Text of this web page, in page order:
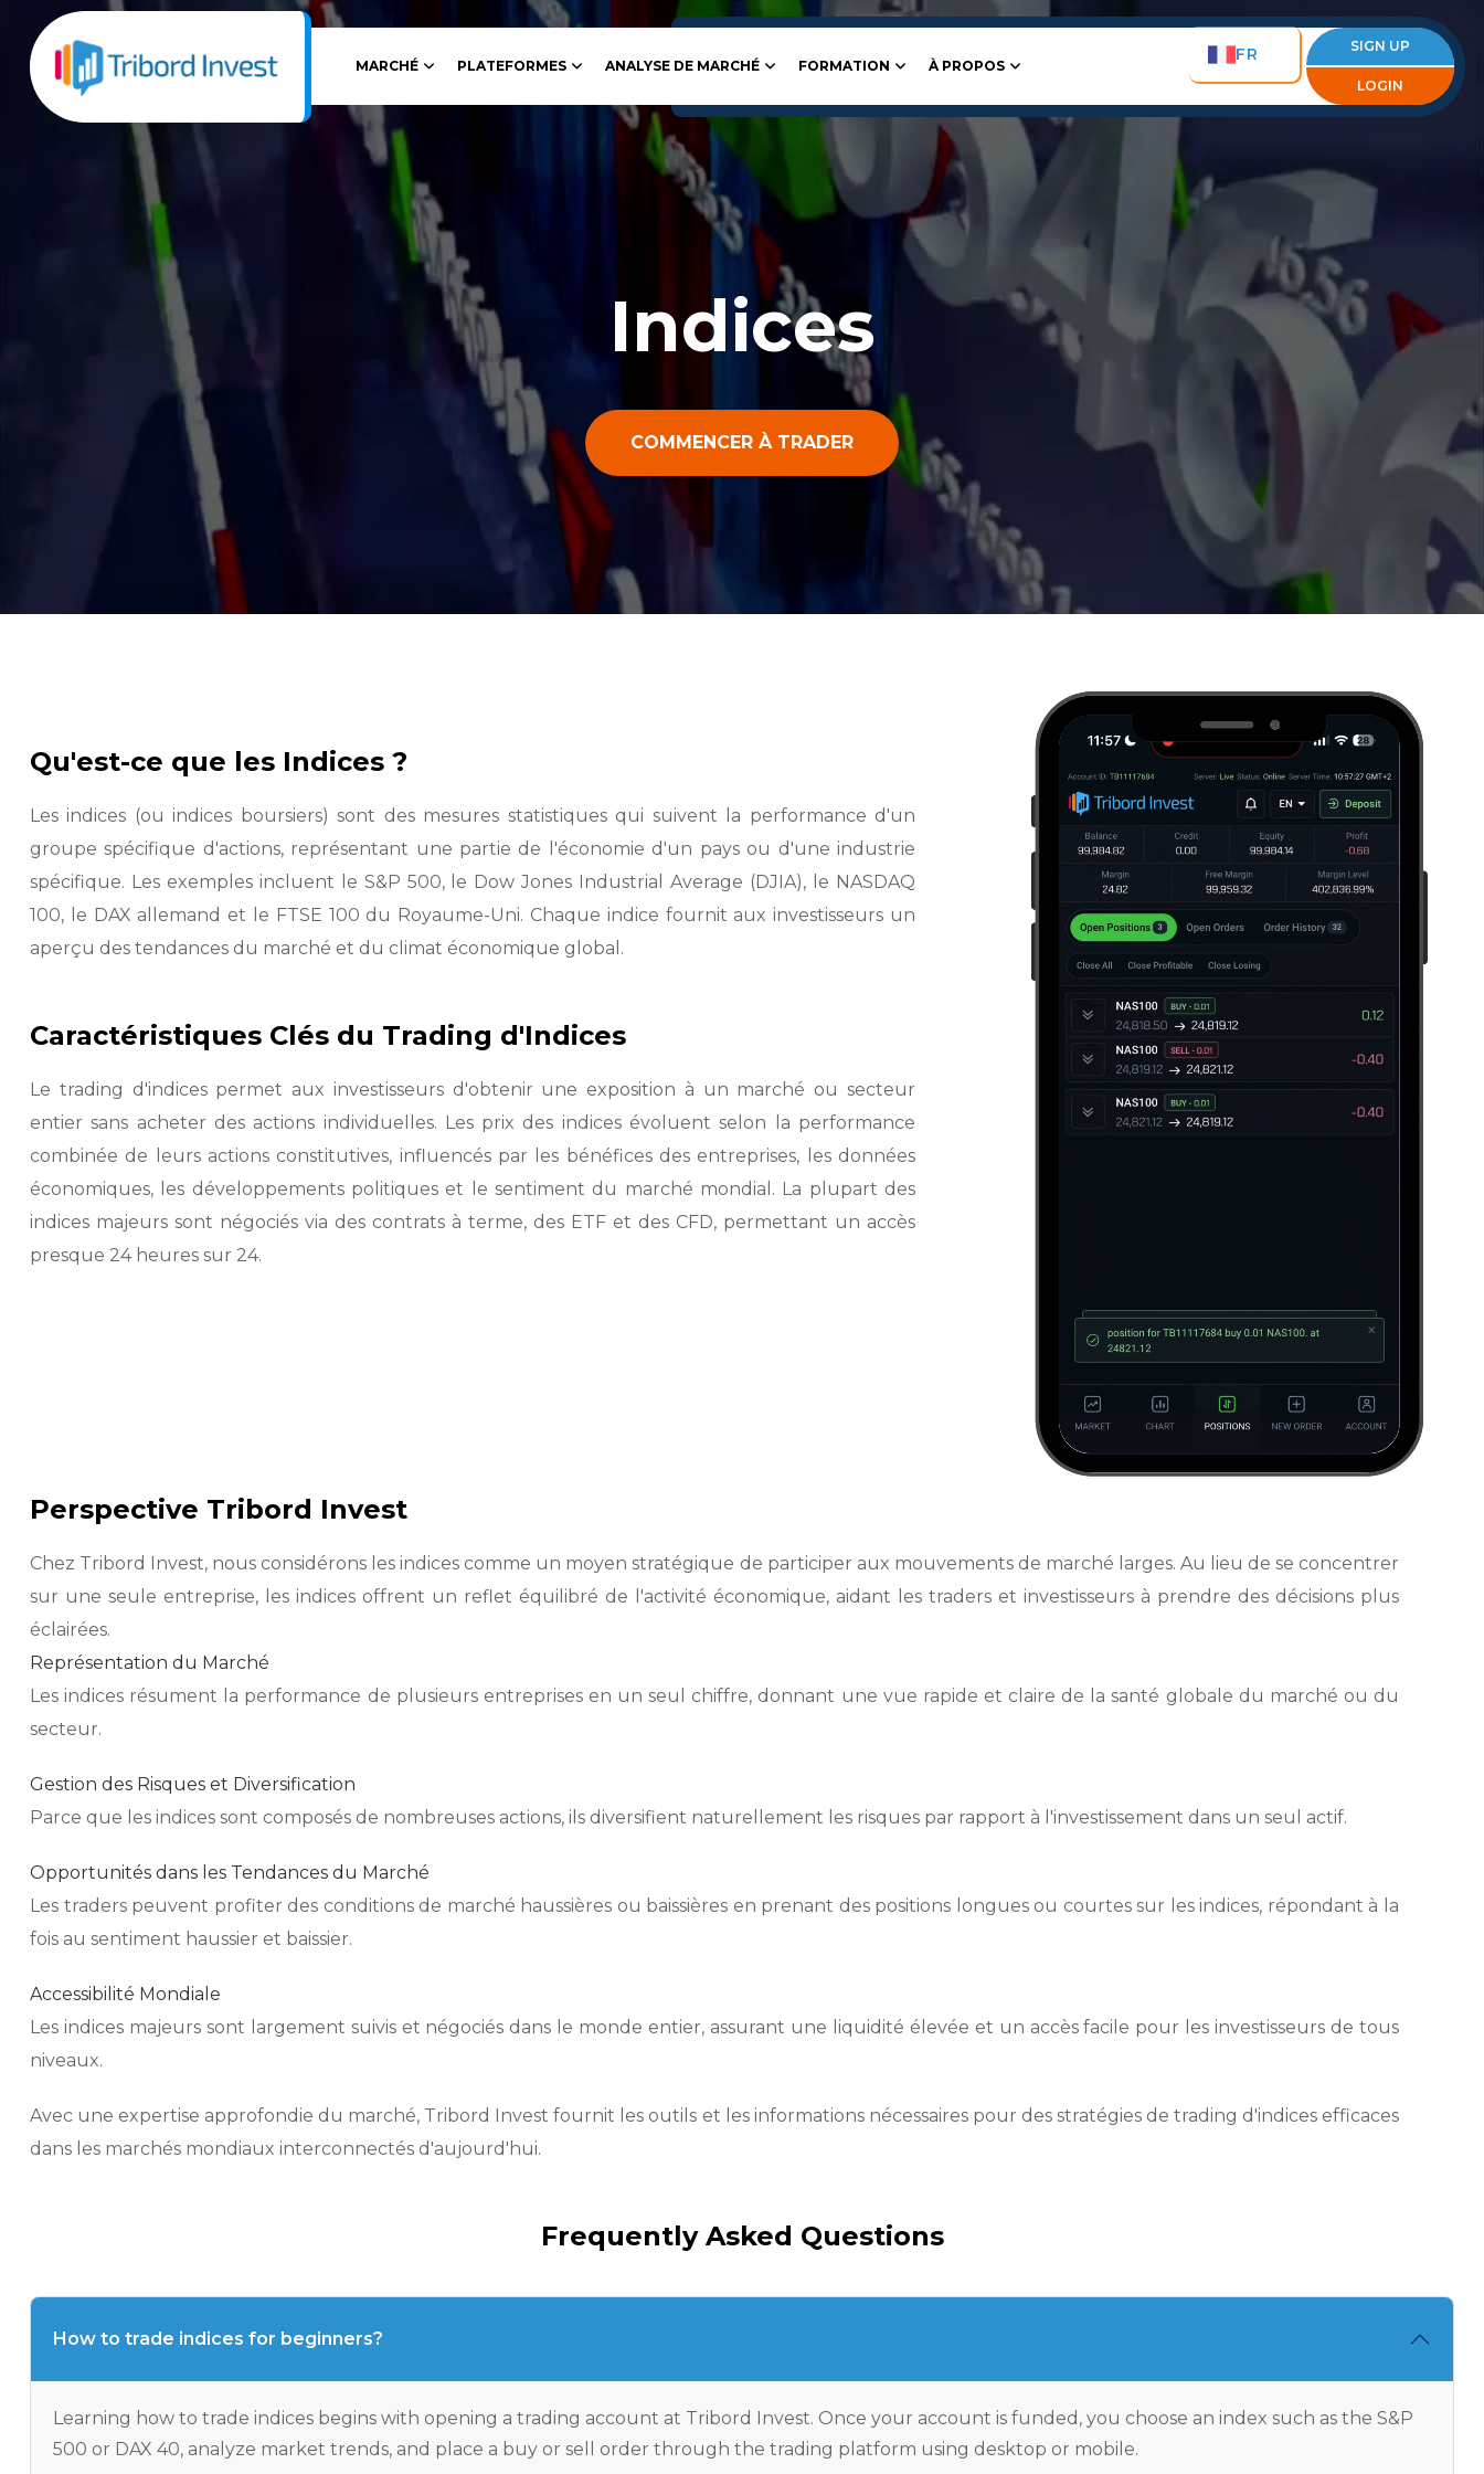
MARCHÉ PLATEFORMES ANALYSE DE MARCHÉ FORMATION À PROPOS
FR SIGN UP
LOGIN
Indices
COMMENCER À TRADER
Qu'est-ce que les Indices ?
Les indices (ou indices boursiers) sont des mesures statistiques qui suivent la performance d'un
groupe spécifique d'actions, représentant une partie de l'économie d'un pays ou d'une industrie
spécifique. Les exemples incluent le S&P 500, le Dow Jones Industrial Average (DJIA), le NASDAQ
100, le DAX allemand et le FTSE 100 du Royaume-Uni. Chaque indice fournit aux investisseurs un
aperçu des tendances du marché et du climat économique global.
Caractéristiques Clés du Trading d'Indices
Le trading d'indices permet aux investisseurs d'obtenir une exposition à un marché ou secteur
entier sans acheter des actions individuelles. Les prix des indices évoluent selon la performance
combinée de leurs actions constitutives, influencés par les bénéfices des entreprises, les données
économiques, les développements politiques et le sentiment du marché mondial. La plupart des
indices majeurs sont négociés via des contrats à terme, des ETF et des CFD, permettant un accès
presque 24 heures sur 24.
Perspective Tribord Invest
Chez Tribord Invest, nous considérons les indices comme un moyen stratégique de participer aux mouvements de marché larges. Au lieu de se concentrer
sur une seule entreprise, les indices offrent un reflet équilibré de l'activité économique, aidant les traders et investisseurs à prendre des décisions plus
éclairées.
Représentation du Marché
Les indices résument la performance de plusieurs entreprises en un seul chiffre, donnant une vue rapide et claire de la santé globale du marché ou du
secteur.
Gestion des Risques et Diversification
Parce que les indices sont composés de nombreuses actions, ils diversifient naturellement les risques par rapport à l'investissement dans un seul actif.
Opportunités dans les Tendances du Marché
Les traders peuvent profiter des conditions de marché haussières ou baissières en prenant des positions longues ou courtes sur les indices, répondant à la
fois au sentiment haussier et baissier.
Accessibilité Mondiale
Les indices majeurs sont largement suivis et négociés dans le monde entier, assurant une liquidité élevée et un accès facile pour les investisseurs de tous
niveaux.
Avec une expertise approfondie du marché, Tribord Invest fournit les outils et les informations nécessaires pour des stratégies de trading d'indices efficaces
dans les marchés mondiaux interconnectés d'aujourd'hui.
Frequently Asked Questions
How to trade indices for beginners?
Learning how to trade indices begins with opening a trading account at Tribord Invest. Once your account is funded, you choose an index such as the S&P
500 or DAX 40, analyze market trends, and place a buy or sell order through the trading platform using desktop or mobile.